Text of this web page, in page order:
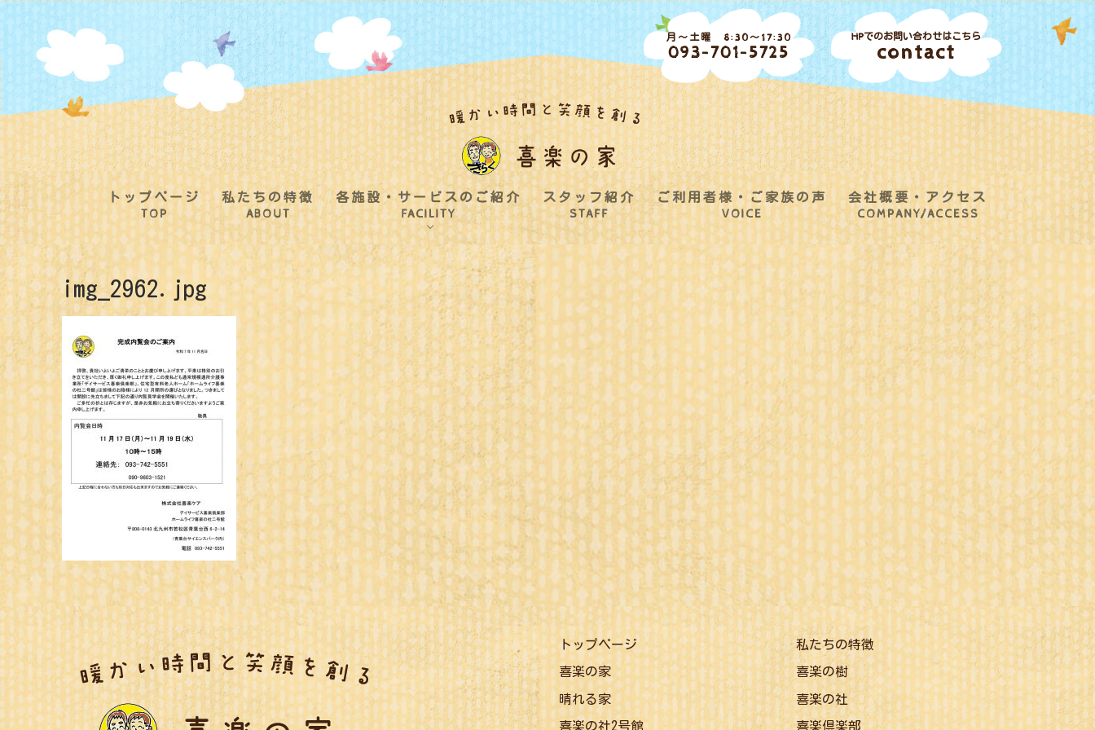
コ
ツ
ス
キ
ッ
プ
月～土曜 8:30～17:30
093-701-5725
HPでのお問い合わせはこちら
contact
トップページ
TOP
私たちの特徴
ABOUT
各施設・サービスのご紹介
FACILITY
スタッフ紹介
STAFF
ご利用者様・ご家族の声
VOICE
会社概要・アクセス
COMPANY/ACCESS
img_2962.jpg
トップページ 私たちの特徴
喜楽の家 喜楽の樹
晴れる家 喜楽の社
喜楽の社2号館 喜楽倶楽部